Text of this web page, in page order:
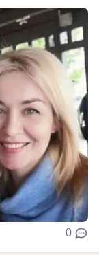
0